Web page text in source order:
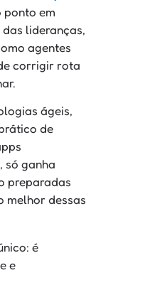
ponto em
lideranças,
agentes
corrigir rota
ágeis,
de
só ganha
preparadas
melhor dessas
é
e